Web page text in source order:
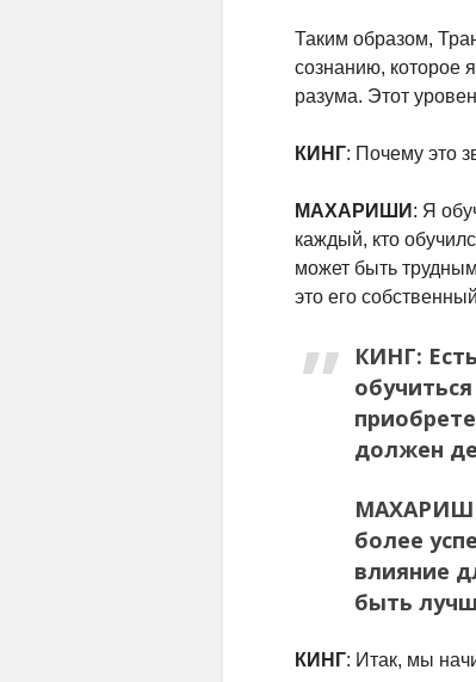
Таким образом,
сознанию, которое
разума. Этот
КИНГ: Почему это
МАХАРИШИ : Я
каждый, кто
может быть
это его
КИНГ:
должен
более
влияние
быть
КИНГ: Итак, мы